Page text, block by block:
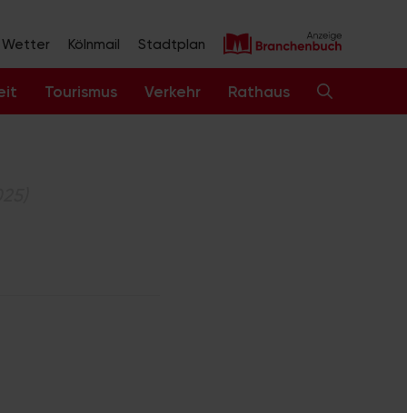
Wetter Kölnmail Stadtplan
Tourismus Verkehr Rathaus